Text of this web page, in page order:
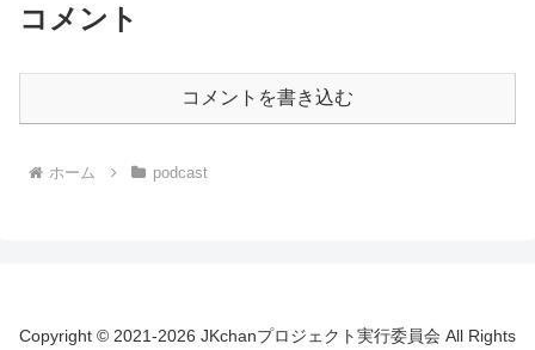
コメント
コメントを書き込む
ホーム podcast
Copyright © 2021-2026 JKchanプロジェクト実行委員会 All Rights